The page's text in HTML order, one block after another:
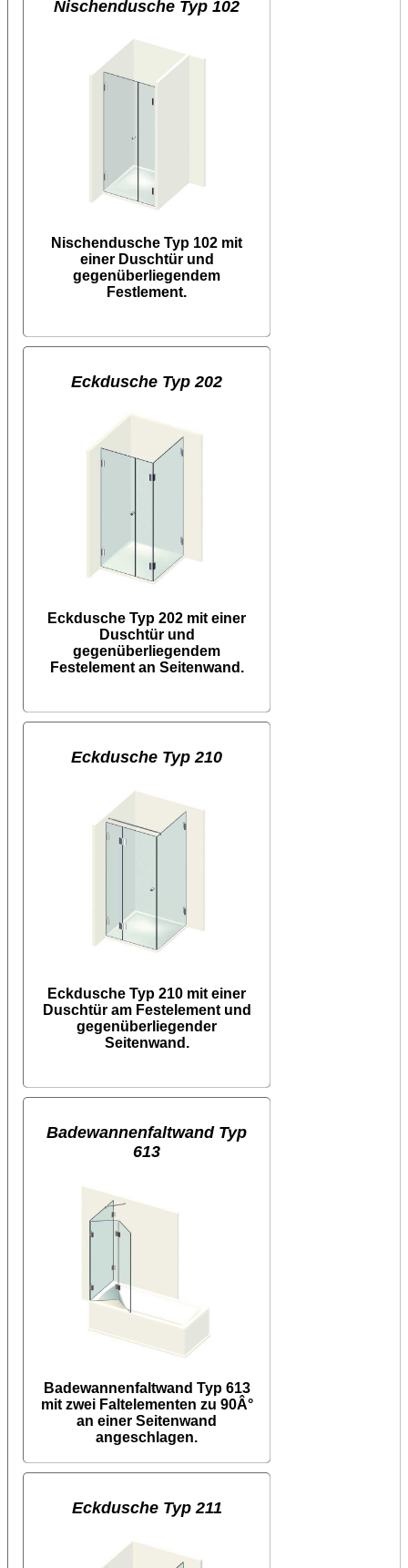
Nischendusche Typ 102
Nischendusche Typ 102 mit
einer Duschtür und
gegenüberliegendem
Festlement.
Eckdusche Typ 202
Eckdusche Typ 202 mit einer
Duschtür und
gegenüberliegendem
Festelement an Seitenwand.
Eckdusche Typ 210
Eckdusche Typ 210 mit einer
Duschtür am Festelement und
gegenüberliegender
Seitenwand.
Badewannenfaltwand Typ
613
Badewannenfaltwand Typ 613
mit zwei Faltelementen zu 90Â°
an einer Seitenwand
angeschlagen.
Eckdusche Typ 211